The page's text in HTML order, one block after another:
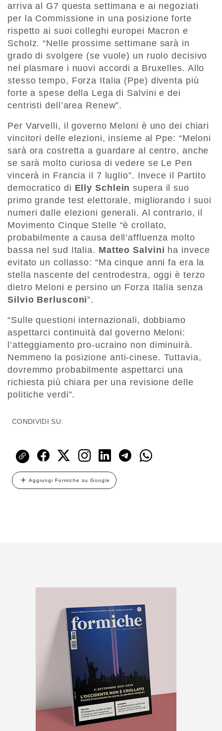
arriva al G7 questa settimana e ai negoziati
per la Commissione in una posizione forte
rispetto ai suoi colleghi europei Macron e
Scholz. “Nelle prossime settimane sarà in
grado di svolgere (se vuole) un ruolo decisivo
nel plasmare i nuovi accordi a Bruxelles. Allo
stesso tempo, Forza Italia (Ppe) diventa più
forte a spese della Lega di Salvini e dei
centristi dell’area Renew”.
Per Varvelli, il governo Meloni è uno dei chiari
vincitori delle elezioni, insieme al Ppe: “Meloni
sarà ora costretta a guardare al centro, anche
se sarà molto curiosa di vedere se Le Pen
vincerà in Francia il 7 luglio”. Invece il Partito
democratico di Elly Schlein supera il suo
primo grande test elettorale, migliorando i suoi
numeri dalle elezioni generali. Al contrario, il
Movimento Cinque Stelle “è crollato,
probabilmente a causa dell’affluenza molto
bassa nel sud Italia. Matteo Salvini ha invece
evitato un collasso: “Ma cinque anni fa era la
stella nascente del centrodestra, oggi è terzo
dietro Meloni e persino un Forza Italia senza
Silvio Berlusconi”.
“Sulle questioni internazionali, dobbiamo
aspettarci continuità dal governo Meloni:
l’atteggiamento pro-ucraino non diminuirà.
Nemmeno la posizione anti-cinese. Tuttavia,
dovremmo probabilmente aspettarci una
richiesta più chiara per una revisione delle
politiche verdi”.
CONDIVIDI SU:
Aggiungi Formiche su Google